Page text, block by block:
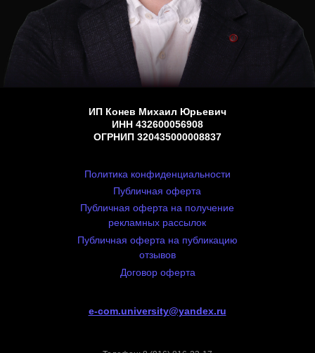
ИП Конев Михаил Юрьевич
ИНН 432600056908
ОГРНИП 320435000008837
e-com.university@yandex.ru
Публичная оферта
Политика конфиденциальности
Публичная оферта на получение
рекламных рассылок
Публичная оферта на публикацию
отзывов
Договор оферта